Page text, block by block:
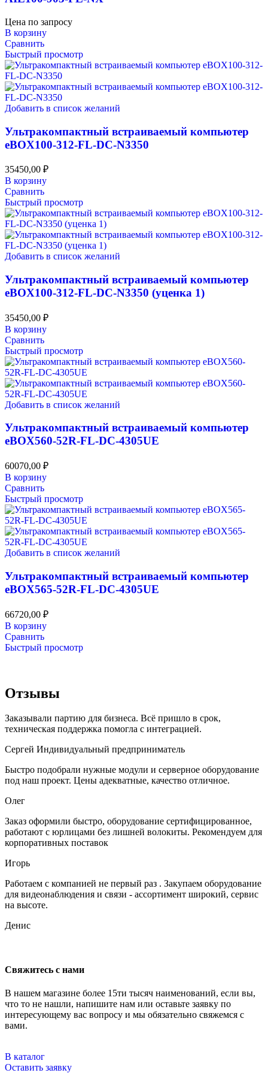
Цена по запросу
В корзину
Сравнить
Быстрый просмотр
Добавить в список желаний
Ультракомпактный встраиваемый компьютер
eBOX100-312-FL-DC-N3350
35450,00 ₽
В корзину
Сравнить
Быстрый просмотр
Добавить в список желаний
Ультракомпактный встраиваемый компьютер
eBOX100-312-FL-DC-N3350 (уценка 1)
35450,00 ₽
В корзину
Сравнить
Быстрый просмотр
Добавить в список желаний
Ультракомпактный встраиваемый компьютер
eBOX560-52R-FL-DC-4305UE
60070,00 ₽
В корзину
Сравнить
Быстрый просмотр
Добавить в список желаний
Ультракомпактный встраиваемый компьютер
eBOX565-52R-FL-DC-4305UE
66720,00 ₽
В корзину
Сравнить
Быстрый просмотр
Отзывы
Заказывали партию для бизнеса. Всё пришло в срок,
техническая поддержка помогла с интеграцией.
Сергей Индивидуальный предприниматель
Быстро подобрали нужные модули и серверное оборудование
под наш проект. Цены адекватные, качество отличное.
Олег
Заказ оформили быстро, оборудование сертифицированное,
работают с юрлицами без лишней волокиты. Рекомендуем для
корпоративных поставок
Игорь
Работаем с компанией не первый раз . Закупаем оборудование
для видеонаблюдения и связи - ассортимент широкий, сервис
на высоте.
Денис
Свяжитесь с нами
В нашем магазине более 15ти тысяч наименований, если вы,
что то не нашли, напишите нам или оставьте заявку по
интересующему вас вопросу и мы обязательно свяжемся с
вами.
В каталог
Оставить заявку